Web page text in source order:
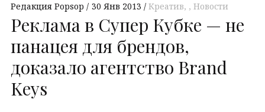
Редакция Popsop 30 Янв 2013 Креатив, Новости
Реклама в Супер Кубке — не
панацея для брендов,
доказало агентство Brand
Keys